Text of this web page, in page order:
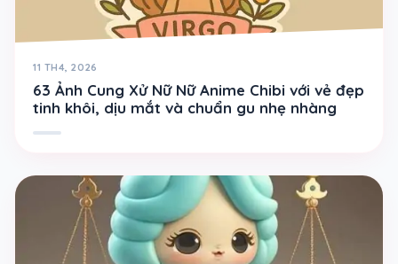
11 TH4, 2026
63 Ảnh Cung Xử Nữ Nữ Anime Chibi với vẻ đẹp
tinh khôi, dịu mắt và chuẩn gu nhẹ nhàng